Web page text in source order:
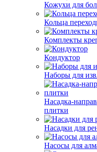
Кожухи для
Кольца
Комплекты
Кондуктор
Наборы для
Насадка-
плитки
Насадки для
Насосы для